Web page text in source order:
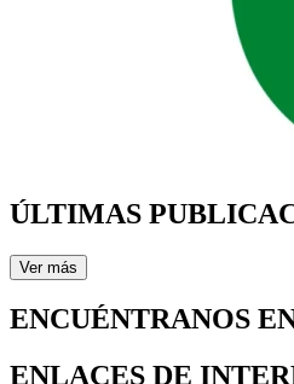
ÚLTIMAS
Ver más
ENCUÉNTRANOS
ENLACES DE